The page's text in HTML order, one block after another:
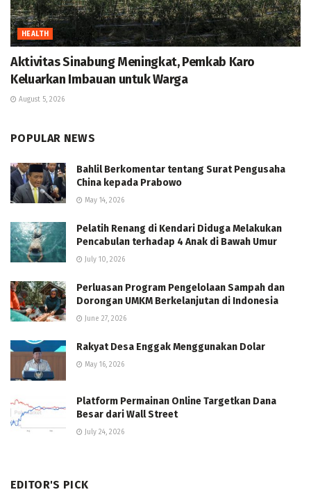
HEALTH
Aktivitas Sinabung Meningkat, Pemkab Karo
Keluarkan Imbauan untuk Warga
August 5, 2026
POPULAR NEWS
Bahlil Berkomentar tentang Surat Pengusaha
China kepada Prabowo
May 14, 2026
Pelatih Renang di Kendari Diduga Melakukan
Pencabulan terhadap 4 Anak di Bawah Umur
July 10, 2026
Perluasan Program Pengelolaan Sampah dan
Dorongan UMKM Berkelanjutan di Indonesia
June 27, 2026
Rakyat Desa Enggak Menggunakan Dolar
May 16, 2026
Platform Permainan Online Targetkan Dana
Besar dari Wall Street
July 24, 2026
EDITOR'S PICK